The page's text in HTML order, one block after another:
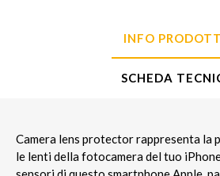
INFO
SCHEDA
Camera lens protector rappresenta la
le lenti della fotocamera del tuo